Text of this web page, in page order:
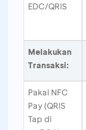
EDC/QRIS
Melakukan
Transaksi:
Pakai NFC
Pay (QRIS
Tap di